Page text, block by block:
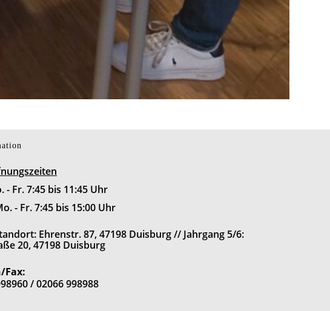
- Fr. 7:45 bis 11:45 Uhr
- Fr. 7:45 bis 15:00 Uhr
Ehrenstr. 87, 47198 Duisburg // Jahrgang 5/6:
20, 47198 Duisburg
Fax:
/ 02066 998988